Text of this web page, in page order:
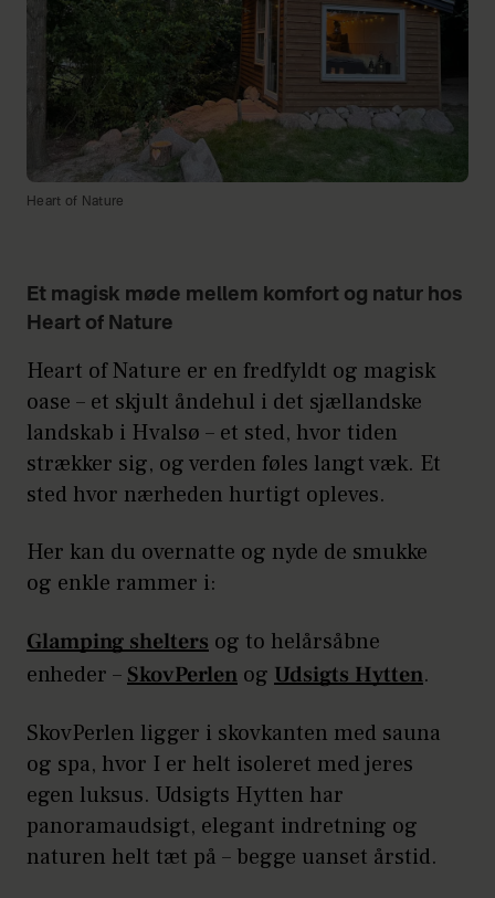
Heart of Nature
Et magisk møde mellem komfort og natur hos
Heart of Nature
Heart of Nature er en fredfyldt og magisk
oase – et skjult åndehul i det sjællandske
landskab i Hvalsø – et sted, hvor tiden
strækker sig, og verden føles langt væk. Et
sted hvor nærheden hurtigt opleves.
Her kan du overnatte og nyde de smukke
og enkle rammer i:
Glamping shelters og to helårsåbne
enheder – SkovPerlen og Udsigts Hytten.
SkovPerlen ligger i skovkanten med sauna
og spa, hvor I er helt isoleret med jeres
egen luksus. Udsigts Hytten har
panoramaudsigt, elegant indretning og
naturen helt tæt på – begge uanset årstid.